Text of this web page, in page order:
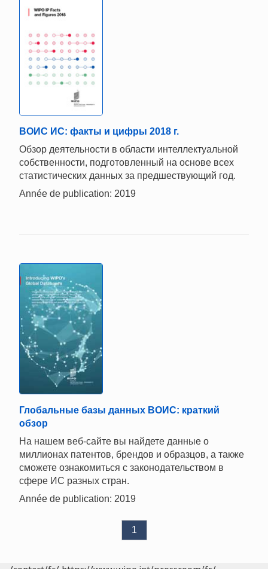
ВОИС ИС: факты и цифры 2018 г.
Обзор деятельности в области интеллектуальной
собственности, подготовленный на основе всех
статистических данных за предшествующий год.
Année de publication: 2019
Глобальные базы данных ВОИС: краткий
обзор
На нашем веб-сайте вы найдете данные о
миллионах патентов, брендов и образцов, а также
сможете ознакомиться с законодательством в
сфере ИС разных стран.
Année de publication: 2019
1